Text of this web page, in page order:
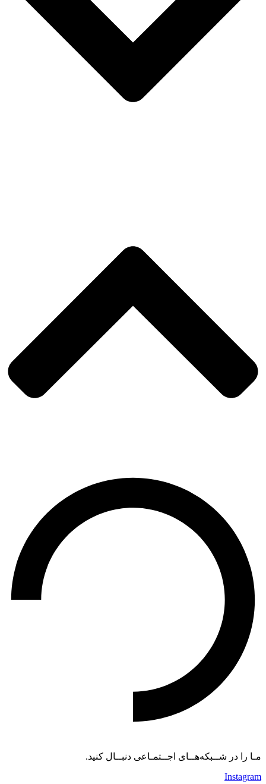
مـا را در شــبکه‌هــای اجــتمـاعی دنبــال کنید.
Instagram